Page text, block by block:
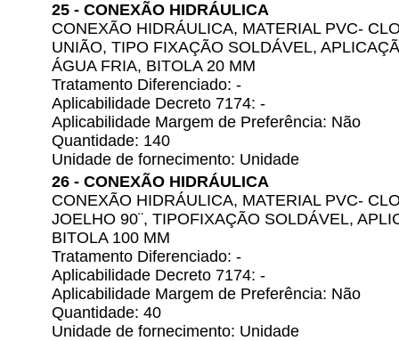
25 - CONEXÃO HIDRÁULICA
CONEXÃO HIDRÁULICA, MATERIAL PVC-
UNIÃO, TIPO FIXAÇÃO SOLDÁVEL,
ÁGUA FRIA, BITOLA 20 MM
Tratamento Diferenciado: -
Aplicabilidade Decreto 7174: -
Aplicabilidade Margem de Preferência: Não
Quantidade: 140
Unidade de fornecimento: Unidade
26 - CONEXÃO HIDRÁULICA
CONEXÃO HIDRÁULICA, MATERIAL PVC-
JOELHO 90¨, TIPOFIXAÇÃO SOLDÁVEL,
BITOLA 100 MM
Tratamento Diferenciado: -
Aplicabilidade Decreto 7174: -
Aplicabilidade Margem de Preferência: Não
Quantidade: 40
Unidade de fornecimento: Unidade